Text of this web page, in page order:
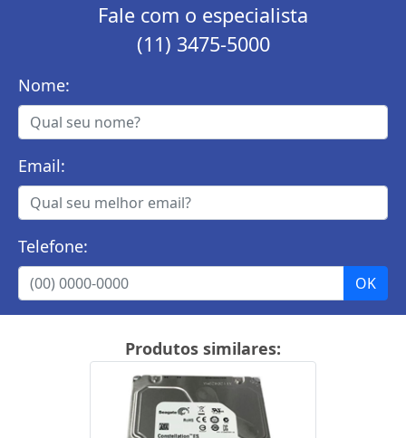
Fale com o especialista
(11) 3475-5000
Nome:
Email:
Telefone:
Produtos similares: